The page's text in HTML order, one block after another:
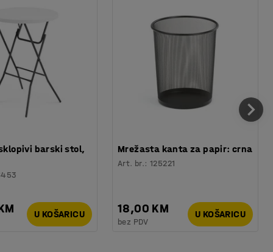
barski stol,
U KOŠARICU
Mrežasta kanta za papir: crna
Art. br.:125221
18,00 KM
bez PDV
U KOŠARICU